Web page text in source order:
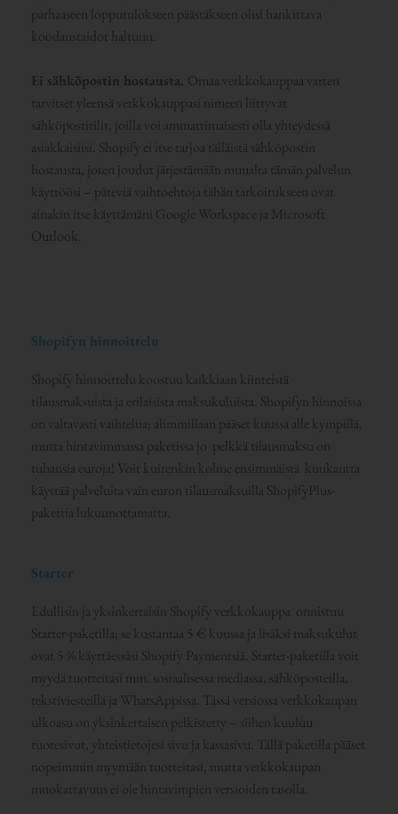
parhaaseen lopputulokseen päästäkseen olisi hankittava
koodaustaidot haltuun.
Ei sähköpostin hostausta. Omaa verkkokauppaa varten
tarvitset yleensä verkkokauppasi nimeen liittyvät
sähköpostitilit, joilla voi ammattimaisesti olla yhteydessä
asiakkaisiisi. Shopify ei itse tarjoa tälläistä sähköpostin
hostausta, joten joudut järjestämään muualta tämän palvelun
käyttöösi – päteviä vaihtoehtoja tähän tarkoitukseen ovat
ainakin itse käyttämäni Google Workspace ja Microsoft
Outlook.
Shopifyn hinnoittelu
Shopify hinnoittelu koostuu kaikkiaan kiinteistä
tilausmaksuista ja erilaisista maksukuluista. Shopifyn hinnoissa
on valtavasti vaihtelua; alimmillaan pääset kuussa alle kympillä,
mutta hintavimmassa paketissa jo pelkkä tilausmaksu on
tuhansia euroja! Voit kuitenkin kolme ensimmäistä kuukautta
käyttää palveluita vain euron tilausmaksuilla ShopifyPlus-
pakettia lukuunottamatta.
Starter
Edullisin ja yksinkertaisin Shopify verkkokauppa onnistuu
Starter-paketilla; se kustantaa 5 € kuussa ja lisäksi maksukulut
ovat 5 % käyttäessäsi Shopify Paymentsiä. Starter-paketilla voit
myydä tuotteitasi mm. sosiaalisessa mediassa, sähköposteilla,
tekstiviesteillä ja WhatsAppissa. Tässä versiossa verkkokaupan
ulkoasu on yksinkertaisen pelkistetty – siihen kuuluu
tuotesivut, yhteistietojesi sivu ja kassasivu. Tällä paketilla pääset
nopeimmin myymään tuotteitasi, mutta verkkokaupan
muokattavuus ei ole hintavimpien versioiden tasolla.